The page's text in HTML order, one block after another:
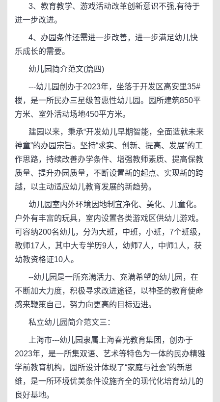
3、教育教学、游戏活动改革创新意识不强,有待于
进一步改进。
4、办园条件还需进一步改善，进一步满足幼儿快
乐成长的需要。
幼儿园简介范文(篇四)
---幼儿园创办于2023年，坐落于开发区高安里35#
楼，是一所民办三星级普惠性幼儿园。园所建筑850平
方米、室外活动场地450平方米。
建园以来，秉承“开发幼儿早期智能，全面造就未来
神童”的办园宗旨。坚持“求实、创新、提高、发展”的工
作思路，持续改善办学条件、增强教师素质、提高保教
质量、提升办园质量，不断设置新的起点、实现新的跨
越，以主动适应幼儿教育发展的新趋势。
幼儿园室内外环境因地制宜净化、美化、儿童化。
户外有丰富的玩具，室内设置各类游戏区供幼儿游戏。
可容纳200名幼儿，分为大班，中班，小班，7个班级，
教师17人，其中大专学历9人，幼师7人，中师1人，获
幼教资格证10人。
--幼儿园是一所充满活力、充满希望的幼儿园，在
不断加大力度，积极寻求改进途径，以神圣的教育使命
感来鞭策自己，努力向更高的目标迈进。
私立幼儿园简介范文三：
上海市---幼儿园隶属上海春光教育集团，创办于
2023年，是一所集双语、艺术等特色为一体的民办精雅
学前教育机构，园所设计体现了“家庭与社会”的新思
维，是一所环境优美条件设施齐全的现代化培育幼儿的
良好基地。